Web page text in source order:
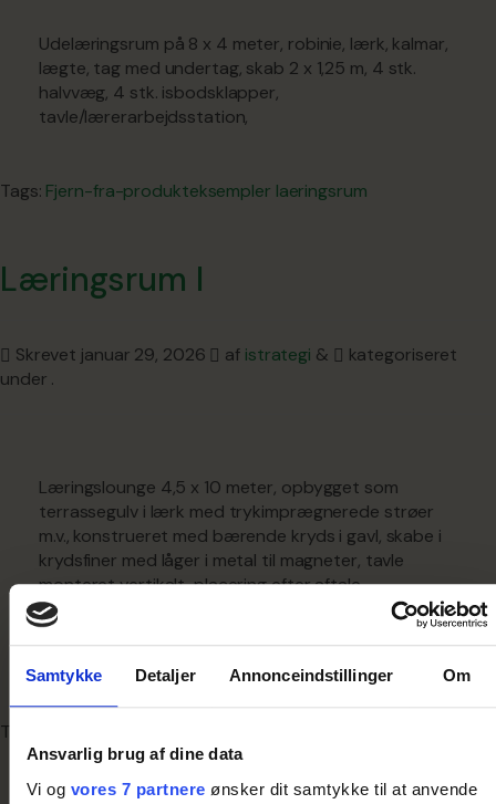
Samtykke Detaljer Annonceindstillinger Om
Ansvarlig brug af dine data
Vi og vores 7 partnere ønsker dit samtykke til at anvende
Udelæringsrum på 8 x 4 meter, robinie, lærk, kalmar,
lægte, tag med undertag, skab 2 x 1,25 m, 4 stk.
halvvæg, 4 stk. isbodsklapper,
tavle/lærerarbejdsstation,
Tags: Fjern-fra-produkteksempler laeringsrum
Læringsrum I
Skrevet januar 29, 2026 af istrategi &
kategoriseret
under .
Læringslounge 4,5 x 10 meter, opbygget som
terrassegulv i lærk med trykimprægnerede strøer
m.v., konstrueret med bærende kryds i gavl, skabe i
krydsfiner med låger i metal til magneter, tavle
monteret vertikalt, placering efter aftale,
pergolavægge og tag opbygget med
terrassebrædder/reglar, kravlegrønt plantes efter
Tags: